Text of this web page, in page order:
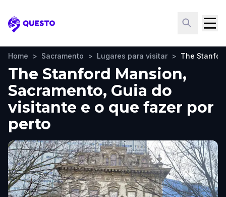
Questo
Home > Sacramento > Lugares para visitar > The
The Stanford Mansion,
Sacramento, Guia do
visitante e o que fazer por
perto